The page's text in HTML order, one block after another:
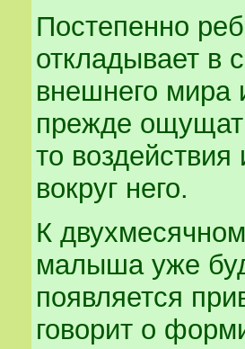
Постепенно
откладывает в
внешнего
прежде
то
вокруг него.
К
малыша уже
появляется
говорит о